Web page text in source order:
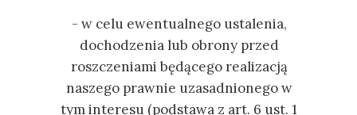
- w celu ewentualnego ustalenia,
dochodzenia lub obrony przed
roszczeniami będącego realizacją
naszego prawnie uzasadnionego w
tym interesu (podstawa z art. 6 ust. 1